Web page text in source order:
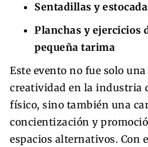
Sentadillas y
Planchas y ejercicios
pequeña tarima
Este evento no fue solo
creatividad en la industria
físico, sino también una
concientización y
espacios alternativos. Con